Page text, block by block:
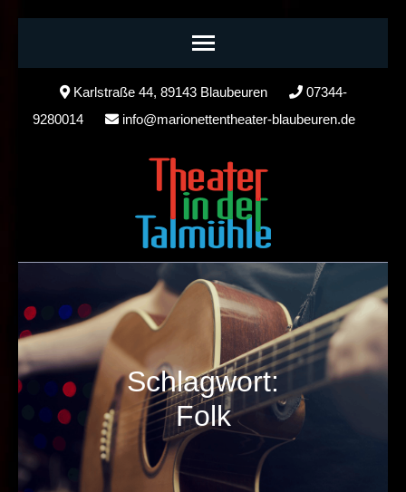
Karlstraße 44, 89143 Blaubeuren
07344-
9280014
info@marionettentheater-blaubeuren.de
Schlagwort:
Folk